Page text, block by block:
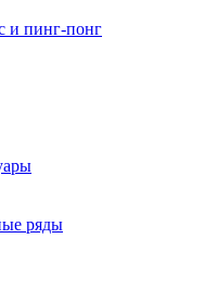
и пинг-понг
ряды